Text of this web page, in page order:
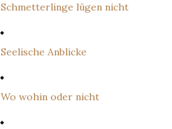
Schmetterlinge lügen nicht
Seelische Anblicke
Wo wohin oder nicht